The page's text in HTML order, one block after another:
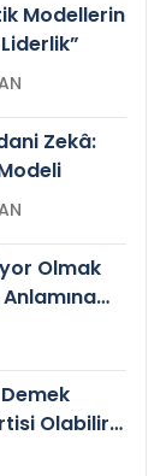
Modellerin
Zekâ:
Olmak
Olabilir